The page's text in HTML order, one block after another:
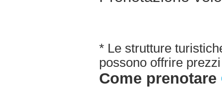
* Le strutture
possono offrire
Come prenotare